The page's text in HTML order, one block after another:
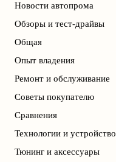
Новости автопрома
Обзоры и тест-драйвы
Общая
Опыт владения
Ремонт и обслуживание
Советы покупателю
Сравнения
Технологии и устройство
Тюнинг и аксессуары